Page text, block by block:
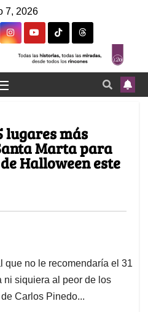
7, 2026
lugares más
Marta para
Halloween este
que no le recomendaría el 31
ni siquiera al peor de los
Carlos Pinedo...